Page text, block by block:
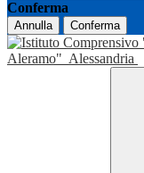
Conferma
Annulla Conferma
Aleramo" Alessandria